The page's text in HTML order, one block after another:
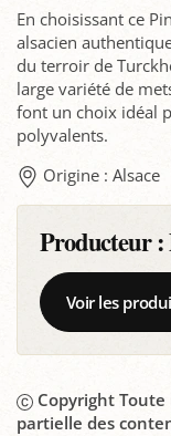
En choisissant ce
alsacien
du terroir de
large variété de
font un choix idéal
polyvalents.
Origine : Alsace
Producteur :
Voir les
Copyright
partielle des